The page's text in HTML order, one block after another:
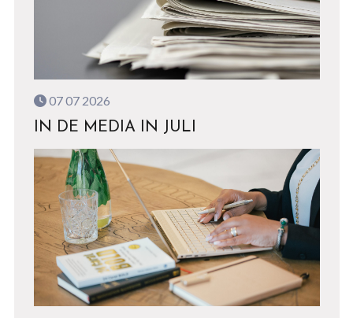
07 07 2026
IN DE MEDIA IN JULI